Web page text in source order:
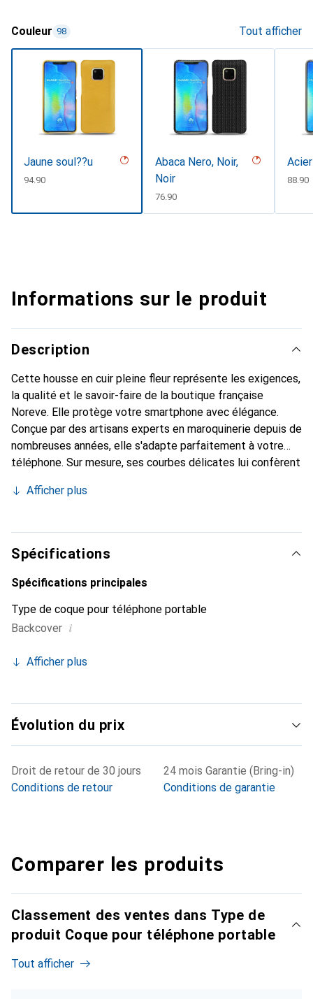
Couleur 98 Tout afficher
Jaune soul??u
CHF
94.90
Abaca Nero, Noir,
Noir
CHF
76.90
Acier
CHF
88.90
Informations sur le produit
Description
Cette housse en cuir pleine fleur représente les exigences,
la qualité et le savoir-faire de la boutique française
Noreve. Elle protège votre smartphone avec élégance.
Conçue par des artisans experts en maroquinerie depuis de
nombreuses années, elle s'adapte parfaitement à votre
téléphone. Sur mesure, ses courbes délicates lui confèrent
et indispensable de votre smartphone. La marque Noreve
haute qualité et constitue un choix sûr pour une clientèle
exigeante.
Afficher plus
Spécifications
Spécifications principales
Type de coque pour téléphone portable
Backcover i
Afficher plus
Évolution du prix
Droit de retour de 30 jours
Conditions de retour
24 mois Garantie (Bring-in)
Conditions de garantie
Comparer les produits
Classement des ventes dans Type de
produit Coque pour téléphone portable
Tout afficher